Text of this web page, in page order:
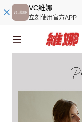
VC維娜
立刻使用官方APP